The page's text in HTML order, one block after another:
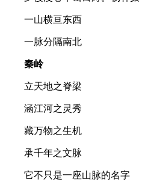
一山横亘东西
一脉分隔南北
秦岭
立天地之脊梁
涵江河之灵秀
藏万物之生机
承千年之文脉
它不只是一座山脉的名字